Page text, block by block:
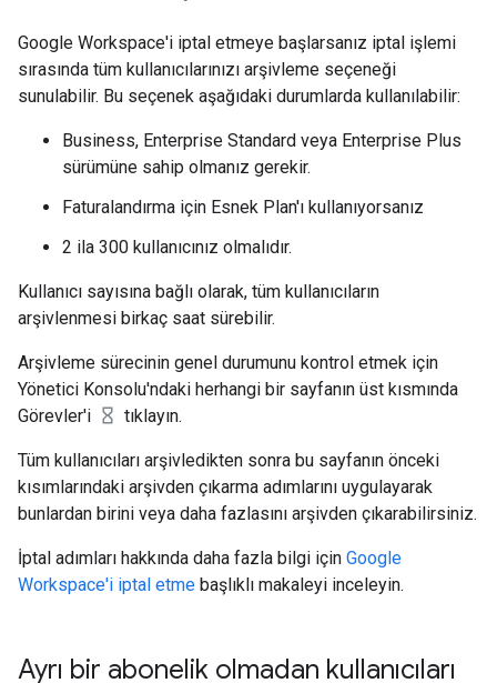
Google Workspace'i iptal etmeye başlarsanız iptal işlemi
sırasında tüm kullanıcılarınızı arşivleme seçeneği
sunulabilir. Bu seçenek aşağıdaki durumlarda kullanılabilir:
Business, Enterprise Standard veya Enterprise Plus
sürümüne sahip olmanız gerekir.
Faturalandırma için Esnek Plan'ı kullanıyorsanız
2 ila 300 kullanıcınız olmalıdır.
Kullanıcı sayısına bağlı olarak, tüm kullanıcıların
arşivlenmesi birkaç saat sürebilir.
Arşivleme sürecinin genel durumunu kontrol etmek için
Yönetici Konsolu'ndaki herhangi bir sayfanın üst kısmında
Görevler'i
tıklayın.
Tüm kullanıcıları arşivledikten sonra bu sayfanın önceki
kısımlarındaki arşivden çıkarma adımlarını uygulayarak
bunlardan birini veya daha fazlasını arşivden çıkarabilirsiniz.
İptal adımları hakkında daha fazla bilgi için Google
Workspace'i iptal etme başlıklı makaleyi inceleyin.
Ayrı bir abonelik olmadan kullanıcıları